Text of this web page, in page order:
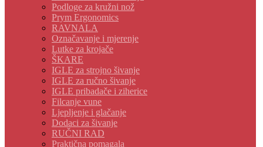
Podloge za kružni nož
Prym Ergonomics
RAVNALA
Označavanje i mjerenje
Lutke za krojače
ŠKARE
IGLE za strojno šivanje
IGLE za ručno šivanje
IGLE pribadače i ziherice
Filcanje vune
Ljepljenje i glačanje
Dodaci za šivanje
RUČNI RAD
Praktična pomagala